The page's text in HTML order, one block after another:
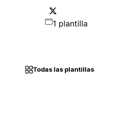
1 plantilla
Todas las plantillas